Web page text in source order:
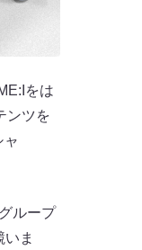
をは
ンツを
ャ
ループ
ま